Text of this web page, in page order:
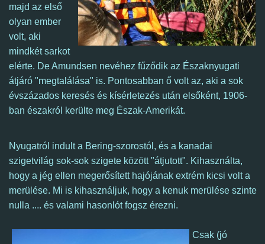
majd az első
olyan ember
volt, aki
mindkét sarkot
elérte. De Amundsen nevéhez fűződik az Északnyugati
átjáró "megtalálása" is. Pontosabban ő volt az, aki a sok
évszázados keresés és kísérletezés után elsőként, 1906-
ban északról kerülte meg Észak-Amerikát.
Nyugatról indult a Bering-szorostól, és a kanadai
szigetvilág sok-sok szigete között "átjutott". Kihasználta,
hogy a jég ellen megerősített hajójának extrém kicsi volt a
merülése. Mi is kihasználjuk, hogy a kenuk merülése szinte
nulla .... és valami hasonlót fogsz érezni.
Csak (jó